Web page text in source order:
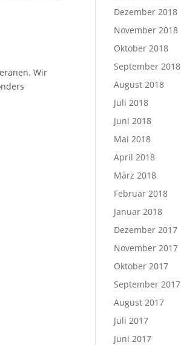
Wir
Dezember 2018
November 2018
Oktober 2018
September 2018
August 2018
Juli 2018
Juni 2018
Mai 2018
April 2018
März 2018
Februar 2018
Januar 2018
Dezember 2017
November 2017
Oktober 2017
September 2017
August 2017
Juli 2017
Juni 2017